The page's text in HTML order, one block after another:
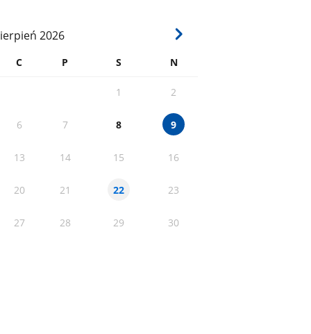
2026
C P S N
1 2
6 7 8 9
13 14 15 16
20 21 22 23
27 28 29 30